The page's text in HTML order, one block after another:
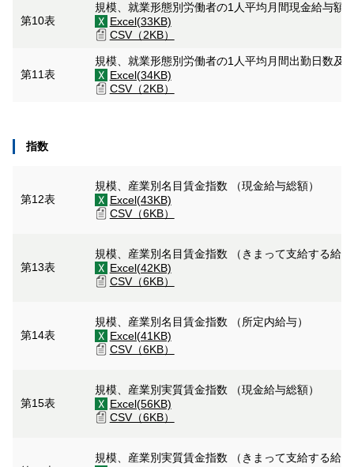
第10表
規模、就業形態別労働者の1人平均月間現金給与額
Excel(33KB)
CSV（2KB）
第11表
規模、就業形態別労働者の1人平均月間出勤日数及
Excel(34KB)
CSV（2KB）
指数
第12表
規模、産業別名目賃金指数 （現金給与総額）
Excel(43KB)
CSV（6KB）
第13表
規模、産業別名目賃金指数 （きまって支給する給
Excel(42KB)
CSV（6KB）
第14表
規模、産業別名目賃金指数 （所定内給与）
Excel(41KB)
CSV（6KB）
第15表
規模、産業別実質賃金指数 （現金給与総額）
Excel(56KB)
CSV（6KB）
規模、産業別実質賃金指数 （きまって支給する給